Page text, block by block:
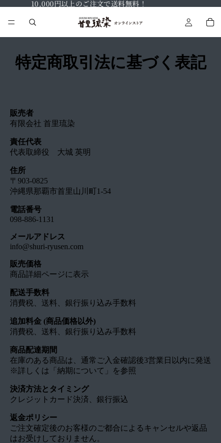
10,000円以上のご注文で送料無料！
特定商取引法に基づく表記
販売者
有限会社 首里琉染
責任代表
代表取締役 大城 英明
住所
〒903-0825
沖縄県那覇市首里山川町1-54
電話番号
098-886-1131
メールアドレス
info@shuri-ryusen.com
販売価格
商品詳細ページに表示
配送手数料
消費税、送料、銀行振り込み手数料
追加料金 (商品価格以外)
消費税、送料、銀行振り込み手数料
商品配達期間
在庫のある商品は、通常ご入金確認後3営業日以内に発送
※詳しくは「納期について」を参照
決済方法とタイミング
クレジットカード決済、銀行振込
返金ポリシー
ご注文確定後のお客様のご都合によるキャンセルや返品
はお受けしておりません。